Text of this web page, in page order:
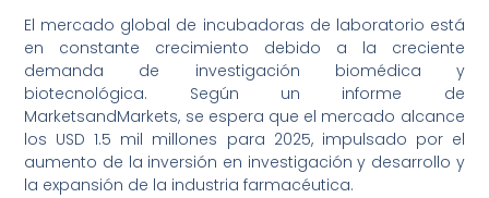
El mercado global de incubadoras de laboratorio está
en constante crecimiento debido a la creciente
demanda de investigación biomédica y
biotecnológica. Según un informe de
MarketsandMarkets, se espera que el mercado alcance
los USD 1.5 mil millones para 2025, impulsado por el
aumento de la inversión en investigación y desarrollo y
la expansión de la industria farmacéutica.